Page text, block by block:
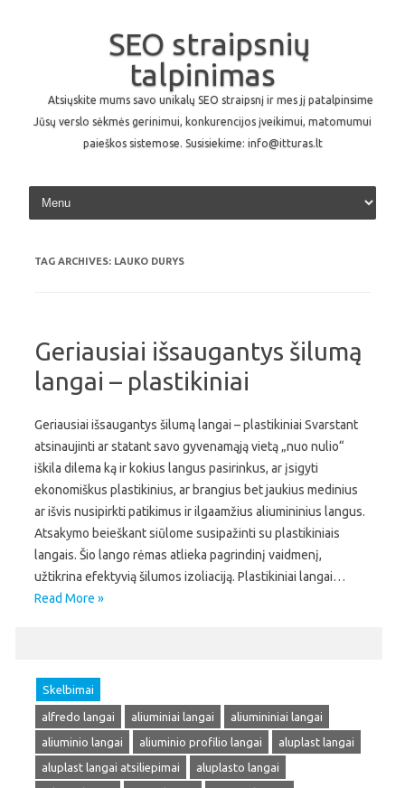
SEO straipsnių
talpinimas
Atsiųskite mums savo unikalų SEO straipsnį ir mes jį patalpinsime
Jūsų verslo sėkmės gerinimui, konkurencijos įveikimui, matomumui
paieškos sistemose. Susisiekime: info@itturas.lt
Skip to content
TAG ARCHIVES: LAUKO DURYS
Geriausiai išsaugantys šilumą
langai – plastikiniai
Geriausiai išsaugantys šilumą langai – plastikiniai Svarstant
atsinaujinti ar statant savo gyvenamąją vietą „nuo nulio“
iškila dilema ką ir kokius langus pasirinkus, ar įsigyti
ekonomiškus plastikinius, ar brangius bet jaukius medinius
ar išvis nusipirkti patikimus ir ilgaamžius aliumininius langus.
Atsakymo beieškant siūlome susipažinti su plastikiniais
langais. Šio lango rėmas atlieka pagrindinį vaidmenį,
užtikrina efektyvią šilumos izoliaciją. Plastikiniai langai…
Read More »
Skelbimai
alfredo langai aliuminiai langai
aliumininiai langai
aliuminio langai
aliuminio profilio langai
aluplast langai
aluplast langai atsiliepimai
aluplasto langai